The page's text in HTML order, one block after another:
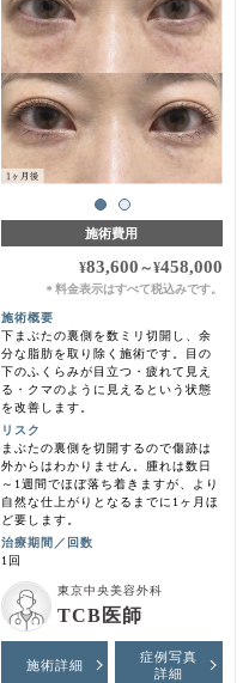
施術費用
¥83,600 ～¥458,000
＊ 料金表示はすべて税込みです。
施術概要
下まぶたの裏側を数ミリ切開し、余
分な脂肪を取り除く施術です。目の
下のふくらみが目立つ・疲れて見え
る・クマのように見えるという状態
を改善します。
リスク
まぶたの裏側を切開するので傷跡は
外からはわかりません。腫れは数日
～1週間でほぼ落ち着きますが、より
自然な仕上がりとなるまでに1ヶ月ほ
ど要します。
治療期間／回数
1回
東京中央美容外科
TCB医師
施術詳細
症例写真
詳細